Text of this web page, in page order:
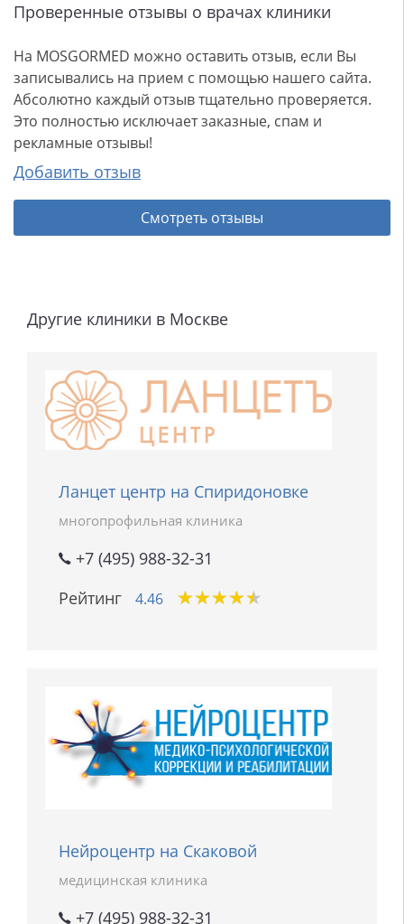
Проверенные отзывы о врачах клиники
На MOSGORMED можно оставить отзыв, если Вы
записывались на прием с помощью нашего сайта.
Абсолютно каждый отзыв тщательно проверяется.
Это полностью исключает заказные, спам и
рекламные отзывы!
Добавить отзыв
Смотреть отзывы
Другие клиники в Москве
Ланцет центр на Спиридоновке
многопрофильная клиника
+7 (495) 988-32-31
Рейтинг
4.46 ★★★★★
★★★★★
Нейроцентр на Скаковой
медицинская клиника
+7 (495) 988-32-31